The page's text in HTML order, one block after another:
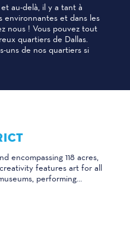
au-delà, il y a tant à
environnantes et dans les
nous ! Vous pouvez tout
quartiers de Dallas.
uns de nos quartiers si
encompassing 118 acres,
features art for all
performing…